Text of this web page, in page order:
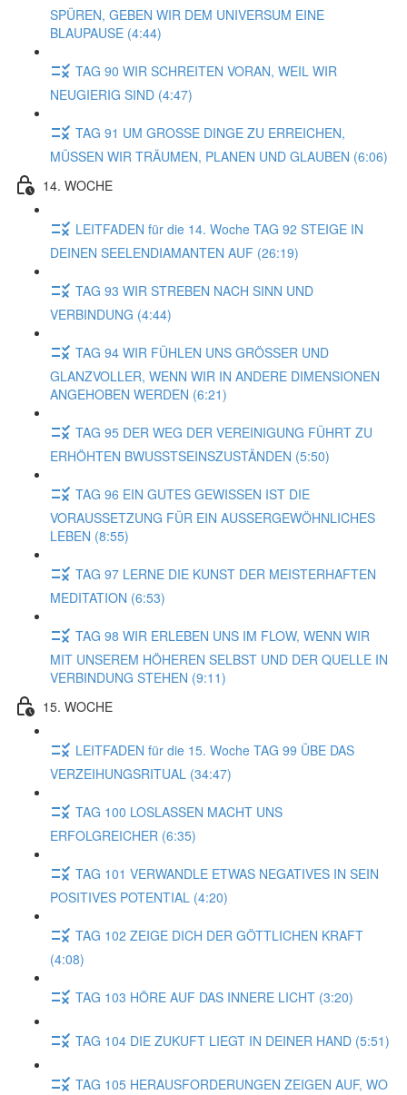
SPÜREN, GEBEN WIR DEM UNIVERSUM EINE
BLAUPAUSE (4:44)
TAG 90 WIR SCHREITEN VORAN, WEIL WIR
NEUGIERIG SIND (4:47)
TAG 91 UM GROSSE DINGE ZU ERREICHEN,
MÜSSEN WIR TRÄUMEN, PLANEN UND GLAUBEN (6:06)
14. WOCHE
LEITFADEN für die 14. Woche TAG 92 STEIGE IN
DEINEN SEELENDIAMANTEN AUF (26:19)
TAG 93 WIR STREBEN NACH SINN UND
VERBINDUNG (4:44)
TAG 94 WIR FÜHLEN UNS GRÖSSER UND
GLANZVOLLER, WENN WIR IN ANDERE DIMENSIONEN
ANGEHOBEN WERDEN (6:21)
TAG 95 DER WEG DER VEREINIGUNG FÜHRT ZU
ERHÖHTEN BWUSSTSEINSZUSTÄNDEN (5:50)
TAG 96 EIN GUTES GEWISSEN IST DIE
VORAUSSETZUNG FÜR EIN AUSSERGEWÖHNLICHES
LEBEN (8:55)
TAG 97 LERNE DIE KUNST DER MEISTERHAFTEN
MEDITATION (6:53)
TAG 98 WIR ERLEBEN UNS IM FLOW, WENN WIR
MIT UNSEREM HÖHEREN SELBST UND DER QUELLE IN
VERBINDUNG STEHEN (9:11)
15. WOCHE
LEITFADEN für die 15. Woche TAG 99 ÜBE DAS
VERZEIHUNGSRITUAL (34:47)
TAG 100 LOSLASSEN MACHT UNS
ERFOLGREICHER (6:35)
TAG 101 VERWANDLE ETWAS NEGATIVES IN SEIN
POSITIVES POTENTIAL (4:20)
TAG 102 ZEIGE DICH DER GÖTTLICHEN KRAFT
(4:08)
TAG 103 HÖRE AUF DAS INNERE LICHT (3:20)
TAG 104 DIE ZUKUFT LIEGT IN DEINER HAND (5:51)
TAG 105 HERAUSFORDERUNGEN ZEIGEN AUF, WO